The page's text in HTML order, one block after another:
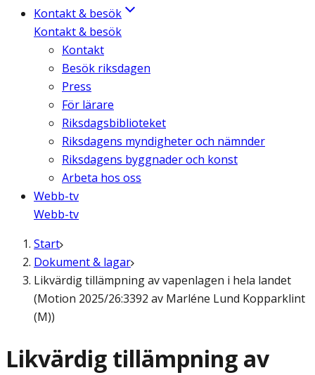
Kontakt & besök
Kontakt & besök
Kontakt
Besök riksdagen
Press
För lärare
Riksdagsbiblioteket
Riksdagens myndigheter och nämnder
Riksdagens byggnader och konst
Arbeta hos oss
Webb-tv
Webb-tv
Start
Dokument & lagar
Likvärdig tillämpning av vapenlagen i hela landet
(Motion 2025/26:3392 av Marléne Lund Kopparklint
(M))
Likvärdig tillämpning av